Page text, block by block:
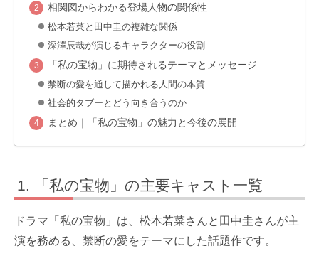
相関図からわかる登場人物の関係性
松本若菜と田中圭の複雑な関係
深澤辰哉が演じるキャラクターの役割
「私の宝物」に期待されるテーマとメッセージ
禁断の愛を通して描かれる人間の本質
社会的タブーとどう向き合うのか
まとめ｜「私の宝物」の魅力と今後の展開
「私の宝物」の主要キャスト一覧
ドラマ「私の宝物」は、松本若菜さんと田中圭さんが主
演を務める、禁断の愛をテーマにした話題作です。